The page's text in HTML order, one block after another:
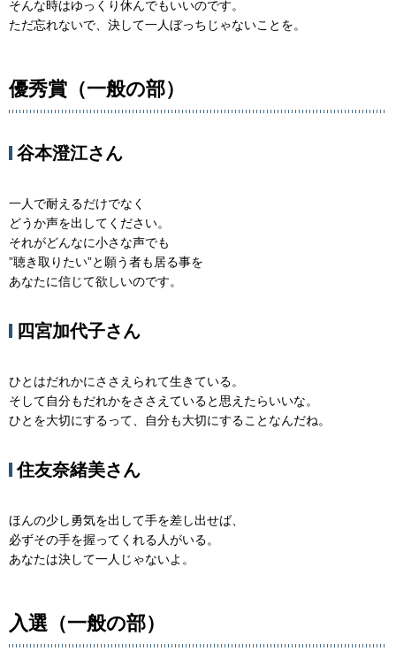
そんな時はゆっくり休んでもいいのです。
ただ忘れないで、決して一人ぼっちじゃないことを。
優秀賞（一般の部）
谷本澄江さん
一人で耐えるだけでなく
どうか声を出してください。
それがどんなに小さな声でも
”聴き取りたい”と願う者も居る事を
あなたに信じて欲しいのです。
四宮加代子さん
ひとはだれかにささえられて生きている。
そして自分もだれかをささえていると思えたらいいな。
ひとを大切にするって、自分も大切にすることなんだね。
住友奈緒美さん
ほんの少し勇気を出して手を差し出せば、
必ずその手を握ってくれる人がいる。
あなたは決して一人じゃないよ。
入選（一般の部）